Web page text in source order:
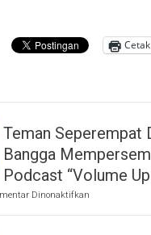
Cetak
Teman Seperempat
Bangga
Podcast “Volume
Dinonaktifkanpada
Seperempat